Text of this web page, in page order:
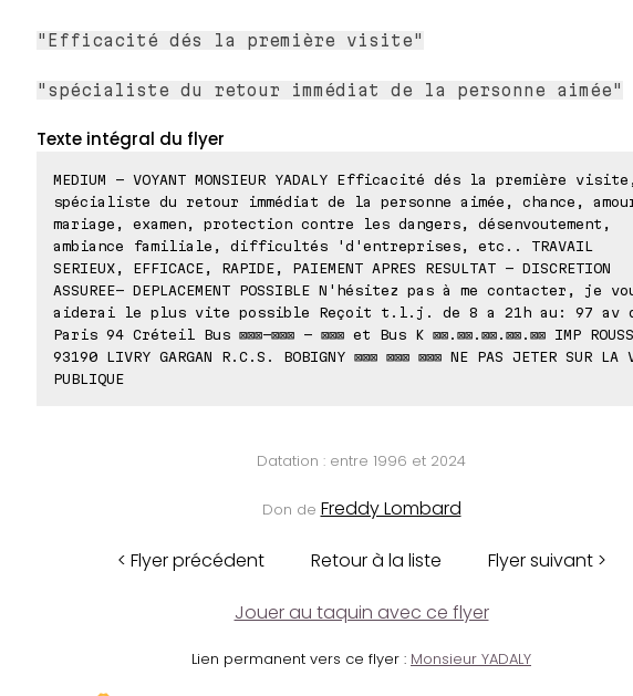
"Efficacité dés la première visite"
"spécialiste du retour immédiat de la personne aimée"
Texte intégral du flyer
MEDIUM - VOYANT MONSIEUR YADALY Efficacité dés la première visite,
spécialiste du retour immédiat de la personne aimée, chance,
mariage, examen, protection contre les dangers, désenvoutement,
ambiance familiale, difficultés 'd'entreprises, etc.. TRAVAIL
SERIEUX, EFFICACE, RAPIDE, PAIEMENT APRES RESULTAT - DISCRETION
ASSUREE- DEPLACEMENT POSSIBLE N'hésitez pas à me contacter, je
aiderai le plus vite possible Reçoit t.l.j. de 8 a 21h au: 97 av
Paris 94 Créteil Bus ⊠⊠⊠-⊠⊠⊠ - ⊠⊠⊠ et Bus K ⊠⊠.⊠⊠.⊠⊠.⊠⊠.⊠⊠ IMP
93190 LIVRY GARGAN R.C.S. BOBIGNY ⊠⊠⊠ ⊠⊠⊠ ⊠⊠⊠ NE PAS JETER SUR LA
PUBLIQUE
Datation : entre 1996 et 2024
Don de Freddy Lombard
< Flyer précédent Retour à la liste Flyer suivant >
Jouer au taquin avec ce flyer
Lien permanent vers ce flyer : Monsieur YADALY